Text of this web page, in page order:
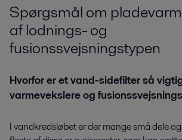
Spørgsmål om
af lodnings- og
fusionssvejsningstypen
Hvorfor er et vand-sidefilter så
varmevekslere og
I vandkredsløbet er der mange små dele